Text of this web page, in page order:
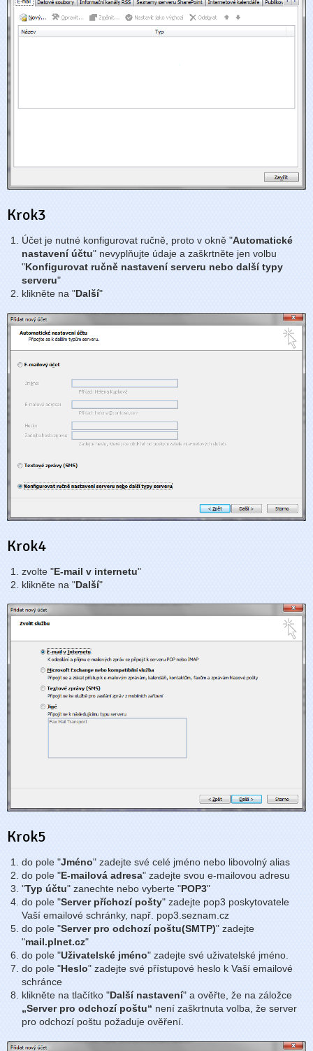
Krok3
Účet je nutné konfigurovat ručně, proto v okně "Automatické
nastavení účtu" nevyplňujte údaje a zaškrtněte jen volbu
"Konfigurovat ručně nastavení serveru nebo další typy
serveru"
klikněte na "Další"
Krok4
zvolte "E-mail v internetu"
klikněte na "Další"
Krok5
do pole "Jméno" zadejte své celé jméno nebo libovolný alias
do pole "E-mailová adresa" zadejte svou e-mailovou adresu
"Typ účtu" zanechte nebo vyberte "POP3"
do pole "Server příchozí pošty" zadejte pop3 poskytovatele
Vaší emailové schránky, např. pop3.seznam.cz
do pole "Server pro odchozí poštu(SMTP)" zadejte
"mail.plnet.cz"
do pole "Uživatelské jméno" zadejte své uživatelské jméno.
do pole "Heslo" zadejte své přístupové heslo k Vaší emailové
schránce
klikněte na tlačítko "Další nastavení" a ověřte, že na záložce
„Server pro odchozí poštu“ není zaškrtnuta volba, že server
pro odchozí poštu požaduje ověření.